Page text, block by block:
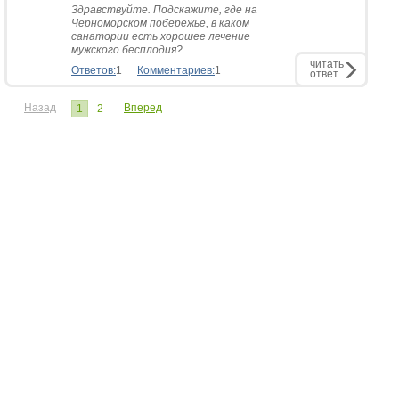
Здравствуйте. Подскажите, где на
Черноморском побережье, в каком
санатории есть хорошее лечение
мужского бесплодия?...
Ответов:1 Комментариев:1 читать
ответ
Назад 1 2 Вперед